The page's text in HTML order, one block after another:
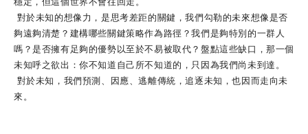
對於未知的想像力，是思考差距的關鍵，我們勾勒的未來想像是否
夠遠夠清楚？建構哪些關鍵策略作為路徑？我們是夠特別的一群人
嗎？是否擁有足夠的優勢以至於不易被取代？盤點這些缺口，那一個
未知呼之欲出：你不知道自己所不知道的，只因為我們尚未到達。
對於未知，我們預測、因應、逃離傳統，追逐未知，也因而走向未
來。